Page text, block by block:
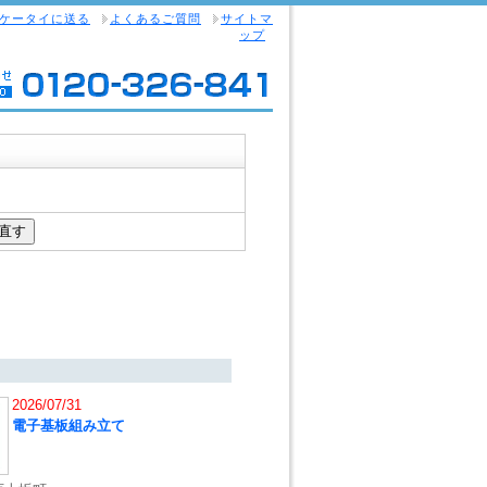
ケータイに送る よくあるご質問
サイトマ
ップ
2026/07/31
電子基板組み立て